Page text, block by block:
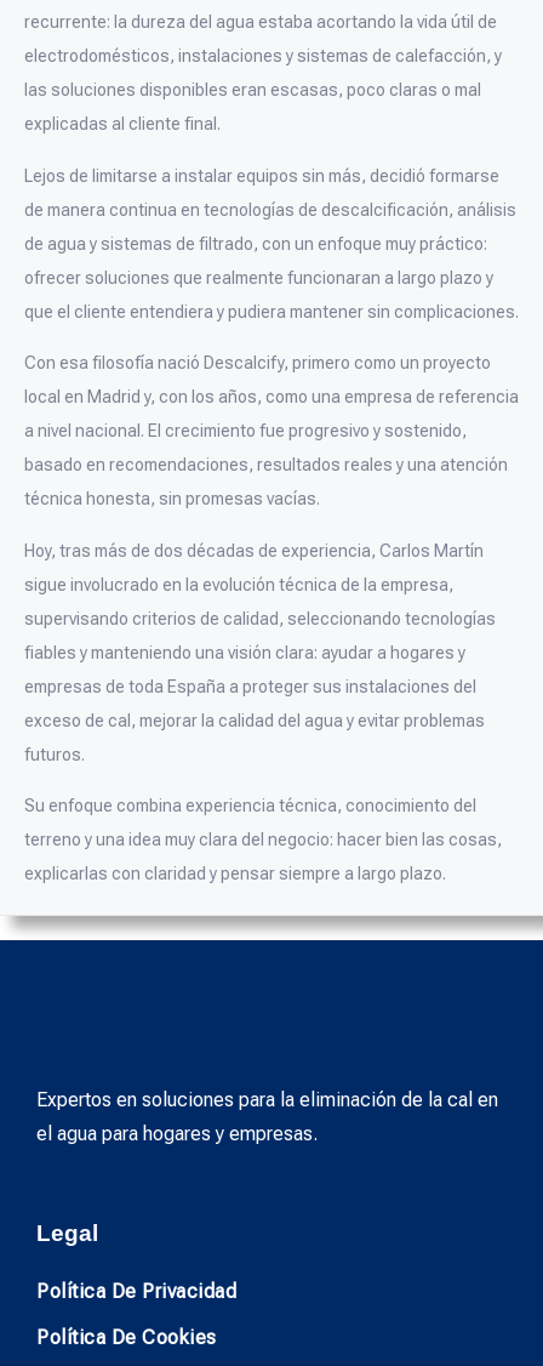
recurrente: la dureza del agua estaba acortando la vida útil de
electrodomésticos, instalaciones y sistemas de calefacción, y
las soluciones disponibles eran escasas, poco claras o mal
explicadas al cliente final.
Lejos de limitarse a instalar equipos sin más, decidió formarse
de manera continua en tecnologías de descalcificación, análisis
de agua y sistemas de filtrado, con un enfoque muy práctico:
ofrecer soluciones que realmente funcionaran a largo plazo y
que el cliente entendiera y pudiera mantener sin complicaciones.
Con esa filosofía nació Descalcify, primero como un proyecto
local en Madrid y, con los años, como una empresa de referencia
a nivel nacional. El crecimiento fue progresivo y sostenido,
basado en recomendaciones, resultados reales y una atención
técnica honesta, sin promesas vacías.
Hoy, tras más de dos décadas de experiencia, Carlos Martín
sigue involucrado en la evolución técnica de la empresa,
supervisando criterios de calidad, seleccionando tecnologías
fiables y manteniendo una visión clara: ayudar a hogares y
empresas de toda España a proteger sus instalaciones del
exceso de cal, mejorar la calidad del agua y evitar problemas
futuros.
Su enfoque combina experiencia técnica, conocimiento del
terreno y una idea muy clara del negocio: hacer bien las cosas,
explicarlas con claridad y pensar siempre a largo plazo.
Expertos en soluciones para la eliminación de la cal en
el agua para hogares y empresas.
Legal
Política De Privacidad
Política De Cookies